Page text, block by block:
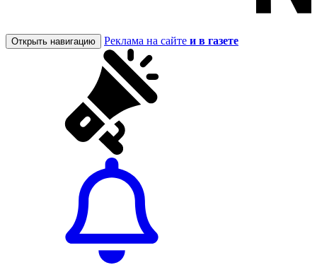
Открыть навигацию Реклама на сайте и в газете